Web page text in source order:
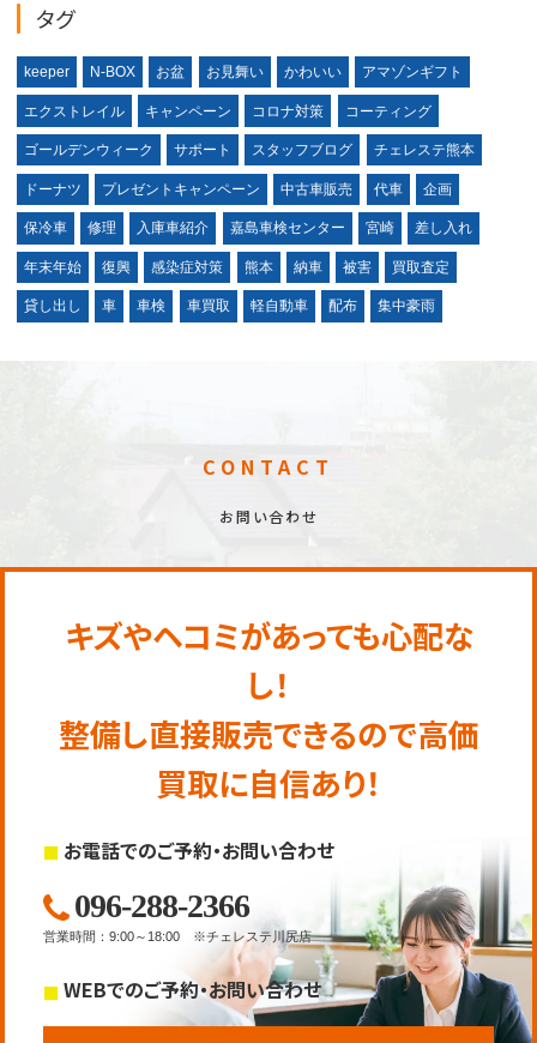
タグ
keeper N-BOX お盆 お見舞い かわいい アマゾンギフト
エクストレイル キャンペーン コロナ対策 コーティング
ゴールデンウィーク サポート スタッフブログ チェレステ熊本
ドーナツ プレゼントキャンペーン 中古車販売 代車 企画
保冷車 修理 入庫車紹介 嘉島車検センター 宮崎 差し入れ
年末年始 復興 感染症対策 熊本 納車 被害 買取査定
貸し出し 車 車検 車買取 軽自動車 配布 集中豪雨
CONTACT
お問い合わせ
キズやヘコミがあっても心配な
し！
整備し直接販売できるので高価
買取に自信あり！
お電話でのご予約・お問い合わせ
096-288-2366
営業時間 ： 9:00～18:00 ※チェレステ川尻店
WEBでのご予約・お問い合わせ